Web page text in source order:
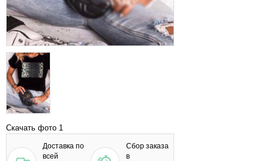
Скачать фото 1
Доставка по
всей
Сбор заказа
в